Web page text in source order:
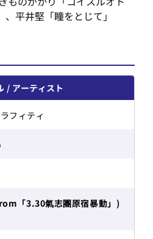
平井堅「瞳をとじて」
アーティスト
フィティ
「3.30氣志團原宿暴動」)